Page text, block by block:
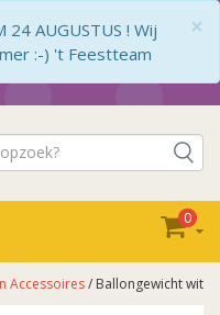
×
24 AUGUSTUS ! Wij
:-) 't Feestteam
0
Accessoires/ Ballongewicht wit